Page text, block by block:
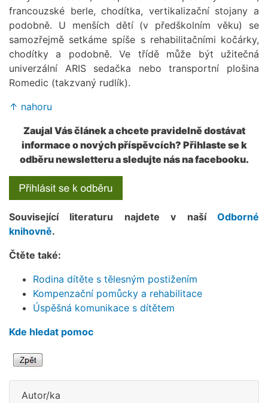
francouzské berle, chodítka, vertikalizační stojany a
podobně. U menších dětí (v předškolním věku) se
samozřejmě setkáme spíše s rehabilitačními kočárky,
chodítky a podobně. Ve třídě může být užitečná
univerzální ARIS sedačka nebo transportní plošina
Romedic (takzvaný rudlík).
↑ nahoru
Zaujal Vás článek a chcete pravidelně dostávat
informace o nových příspěvcích? Přihlaste se k
odběru newsletteru a sledujte nás na facebooku.
Související literaturu najdete v naší Odborné
knihovně.
Čtěte také:
Rodina dítěte s tělesným postižením
Kompenzační pomůcky a rehabilitace
Úspěšná komunikace s dítětem
Kde hledat pomoc
Autor/ka